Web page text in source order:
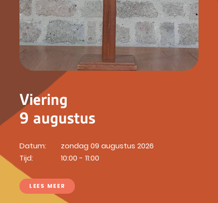
Viering
9 augustus
Datum:
Tijd:
zondag 09 augustus 2026
10:00 - 11:00
LEES MEER